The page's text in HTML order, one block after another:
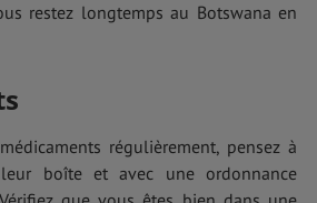
restez longtemps au Botswana en
régulièrement, pensez à
boîte et avec une ordonnance